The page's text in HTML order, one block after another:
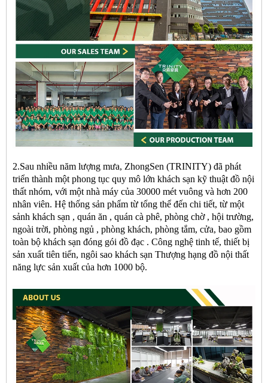
2.Sau nhiều năm lượng mưa, ZhongSen (TRINITY) đã phát
triển thành một phong tục quy mô lớn khách sạn kỹ thuật đồ nội
thất nhóm, với một nhà máy của 30000 mét vuông và hơn 200
nhân viên. Hệ thống sản phẩm từ tổng thể đến chi tiết, từ một
sảnh khách sạn , quán ăn , quán cà phê, phòng chờ , hội trường,
ngoài trời, phòng ngủ , phòng khách, phòng tắm, cửa, bao gồm
toàn bộ khách sạn đóng gói đồ đạc . Công nghệ tinh tế, thiết bị
sản xuất tiên tiến, ngôi sao khách sạn Thượng hạng đồ nội thất
năng lực sản xuất của hơn 1000 bộ.